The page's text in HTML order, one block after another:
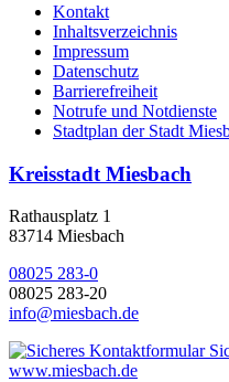
Kontakt
Inhaltsverzeichnis
Impressum
Datenschutz
Barrierefreiheit
Notrufe und Notdienste
Stadtplan der Stadt
Kreisstadt Miesbach
Rathausplatz 1
83714 Miesbach
08025 283-0
08025 283-20
info@miesbach.de
www.miesbach.de